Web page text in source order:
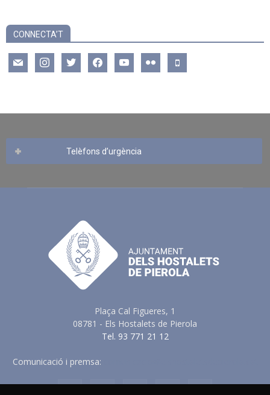
CONNECTA’T
mail instagramtwitter facebookyoutube flickr mobile
Telèfons d’urgència
Plaça Cal Figueres, 1
08781 - Els Hostalets de Pierola
Tel. 93 771 21 12
Comunicació i premsa: